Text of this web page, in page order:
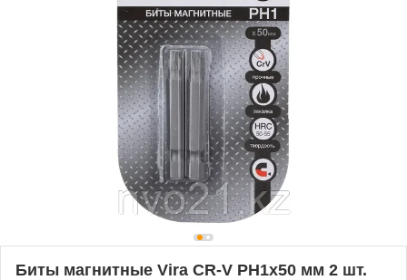
Биты магнитные Vira CR-V PH1x50 мм 2 шт.